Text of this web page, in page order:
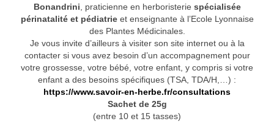
Bonandrini , praticienne en herboristerie spécialisée
périnatalité et pédiatrieet enseignante à l’Ecole Lyonnaise
des Plantes Médicinales.
Je vous invite d’ailleurs à visiter son site internet ou à la
contacter si vous avez besoin d’un accompagnement pour
votre grossesse, votre bébé, votre enfant, y compris si votre
enfant a des besoins spécifiques (TSA, TDA/H,…) :
https://www.savoir-en-herbe.fr/consultations
Sachet de 25g
(entre 10 et 15 tasses)